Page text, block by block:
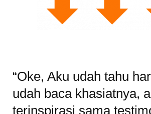
“Oke, Aku udah tahu
udah baca khasiatnya,
terinspirasi sama